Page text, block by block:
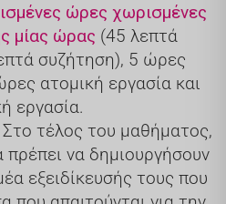
ώρες χωρισμένες
μίας ώρας (45 λεπτά
συζήτηση), 5 ώρες
ατομική εργασία και
εργασία.
Στο τέλος του μαθήματος,
πρέπει να δημιουργήσουν
εξειδίκευσής τους που